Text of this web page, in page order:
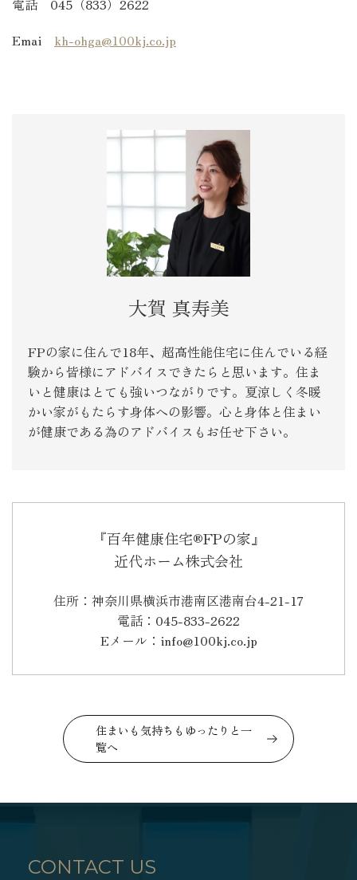
Emai kh-ohga@100kj.co.jp
大賀 真寿美
FPの家に住んで18年、超高性能住宅に住んでいる経
験から皆様にアドバイスできたらと思います。住ま
いと健康はとても強いつながりです。夏涼しく冬暖
かい家がもたらす身体への影響。心と身体と住まい
が健康である為のアドバイスもお任せ下さい。
『百年健康住宅®FPの家』
近代ホーム株式会社
住所：神奈川県横浜市港南区港南台4-21-17
電話：045-833-2622
Eメール：info@100kj.co.jp
住まいも気持ちもゆったりと一
覧へ
CONTACT US